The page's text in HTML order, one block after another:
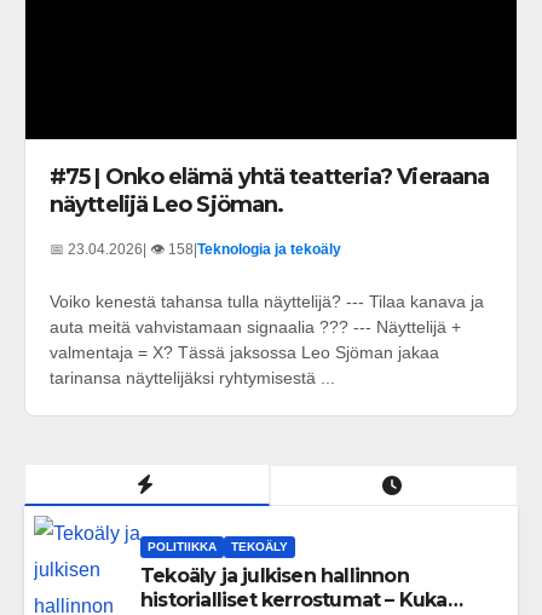
#75 | Onko elämä yhtä teatteria? Vieraana
näyttelijä Leo Sjöman.
📅 23.04.2026| 👁️ 158|Teknologia ja tekoäly
Voiko kenestä tahansa tulla näyttelijä? --- Tilaa kanava ja
auta meitä vahvistamaan signaalia ??? --- Näyttelijä +
valmentaja = X? Tässä jaksossa Leo Sjöman jakaa
tarinansa näyttelijäksi ryhtymisestä ...
POLITIIKKA TEKOÄLY
Tekoäly ja julkisen hallinnon
historialliset kerrostumat – Kuka